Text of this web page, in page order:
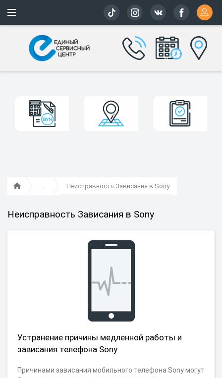
Более
Неисправность Зависания в Sony
Неисправность Зависания в Sony
Устранение причины медленной работы и
зависания телефона Sony
Причинами зависания мобильного телефона Sony могут